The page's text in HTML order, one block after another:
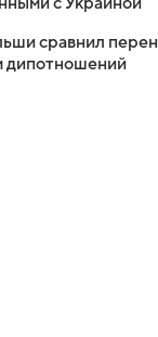
сравнил
дипотношений